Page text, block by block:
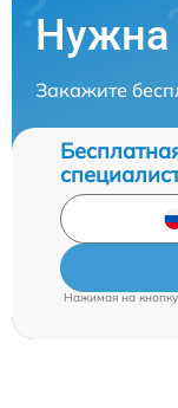
Нужна
Закажите
Нажимая на